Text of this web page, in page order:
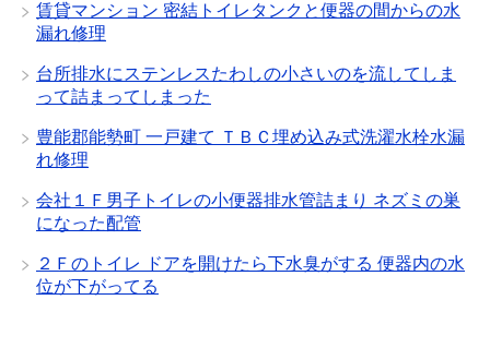
賃貸マンション 密結トイレタンクと便器の間からの水
漏れ修理
台所排水にステンレスたわしの小さいのを流してしま
って詰まってしまった
豊能郡能勢町 一戸建て ＴＢＣ埋め込み式洗濯水栓水漏
れ修理
会社１Ｆ男子トイレの小便器排水管詰まり ネズミの巣
になった配管
２Ｆのトイレ ドアを開けたら下水臭がする 便器内の水
位が下がってる